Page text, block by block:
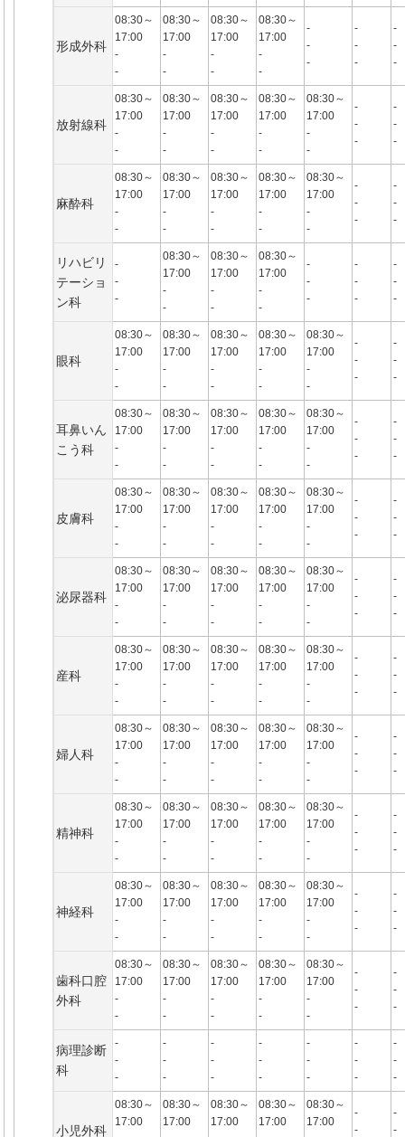
形成外科
08:30～
17:00
-
-
08:30～
17:00
-
-
08:30～
17:00
-
-
08:30～
17:00
-
-
-
-
-
-
-
-
-
-
-
放射線科
08:30～
17:00
-
-
08:30～
17:00
-
-
08:30～
17:00
-
-
08:30～
17:00
-
-
08:30～
17:00
-
-
-
-
-
-
-
-
麻酔科
08:30～
17:00
-
-
08:30～
17:00
-
-
08:30～
17:00
-
-
08:30～
17:00
-
-
08:30～
17:00
-
-
-
-
-
-
-
-
リハビリ
テーショ
ン科
-
-
-
08:30～
17:00
-
-
08:30～
17:00
-
-
08:30～
17:00
-
-
-
-
-
-
-
-
-
-
-
眼科
08:30～
17:00
-
-
08:30～
17:00
-
-
08:30～
17:00
-
-
08:30～
17:00
-
-
08:30～
17:00
-
-
-
-
-
-
-
-
耳鼻いん
こう科
08:30～
17:00
-
-
08:30～
17:00
-
-
08:30～
17:00
-
-
08:30～
17:00
-
-
08:30～
17:00
-
-
-
-
-
-
-
-
皮膚科
08:30～
17:00
-
-
08:30～
17:00
-
-
08:30～
17:00
-
-
08:30～
17:00
-
-
08:30～
17:00
-
-
-
-
-
-
-
-
泌尿器科
08:30～
17:00
-
-
08:30～
17:00
-
-
08:30～
17:00
-
-
08:30～
17:00
-
-
08:30～
17:00
-
-
-
-
-
-
-
-
産科
08:30～
17:00
-
-
08:30～
17:00
-
-
08:30～
17:00
-
-
08:30～
17:00
-
-
08:30～
17:00
-
-
-
-
-
-
-
-
婦人科
08:30～
17:00
-
-
08:30～
17:00
-
-
08:30～
17:00
-
-
08:30～
17:00
-
-
08:30～
17:00
-
-
-
-
-
-
-
-
精神科
08:30～
17:00
-
-
08:30～
17:00
-
-
08:30～
17:00
-
-
08:30～
17:00
-
-
08:30～
17:00
-
-
-
-
-
-
-
-
神経科
08:30～
17:00
-
-
08:30～
17:00
-
-
08:30～
17:00
-
-
08:30～
17:00
-
-
08:30～
17:00
-
-
-
-
-
-
-
-
歯科口腔
外科
08:30～
17:00
-
-
08:30～
17:00
-
-
08:30～
17:00
-
-
08:30～
17:00
-
-
08:30～
17:00
-
-
-
-
-
-
-
-
病理診断
科
-
-
-
-
-
-
-
-
-
-
-
-
-
-
-
-
-
-
-
-
-
小児外科
08:30～
17:00
08:30～
17:00
08:30～
17:00
08:30～
17:00
08:30～
17:00
-
-
-
-